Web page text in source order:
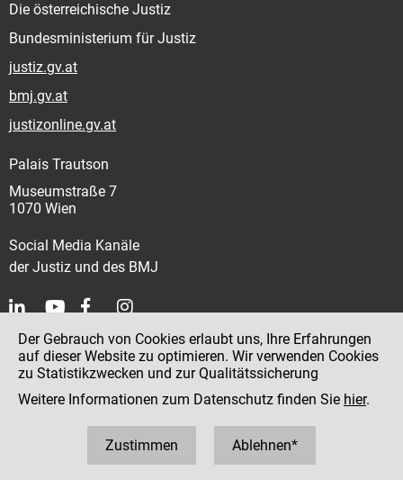
Die österreichische Justiz
Bundesministerium für Justiz
justiz.gv.at
bmj.gv.at
justizonline.gv.at
Palais Trautson
Museumstraße 7
1070 Wien
Social Media Kanäle
der Justiz und des BMJ
Kontakt
Impressum
Datenschutz
Hinweisgeber:innenplattform (für Mitarbeiter:innen)
Der Gebrauch von Cookies erlaubt uns, Ihre Erfahrungen
auf dieser Website zu optimieren. Wir verwenden Cookies
zu Statistikzwecken und zur Qualitätssicherung
Weitere Informationen zum Datenschutz finden Sie hier.
Zustimmen Ablehnen*